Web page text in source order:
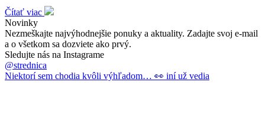
Čítať viac
Novinky
Nezmeškajte najvýhodnejšie ponuky a aktuality. Zadajte svoj e-mail
a o všetkom sa dozviete ako prvý.
Sledujte nás na Instagrame
@strednica
Niektorí sem chodia kvôli výhľadom… 👀 iní už vedia